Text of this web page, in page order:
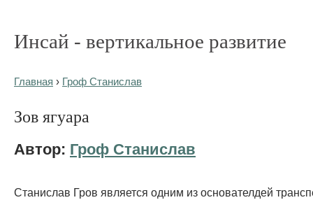
Инсай - вертикальное развитие
Главная › Гроф Станислав
Зов ягуара
Автор: Гроф Станислав
Станислав Гров является одним из основателдей